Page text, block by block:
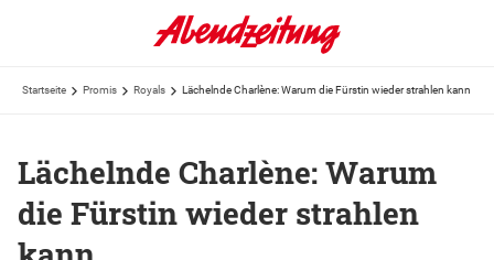
Startseite Promis Royals Lächelnde Charlène: Warum die Fürstin wieder strahlen kann
Lächelnde Charlène: Warum
die Fürstin wieder strahlen